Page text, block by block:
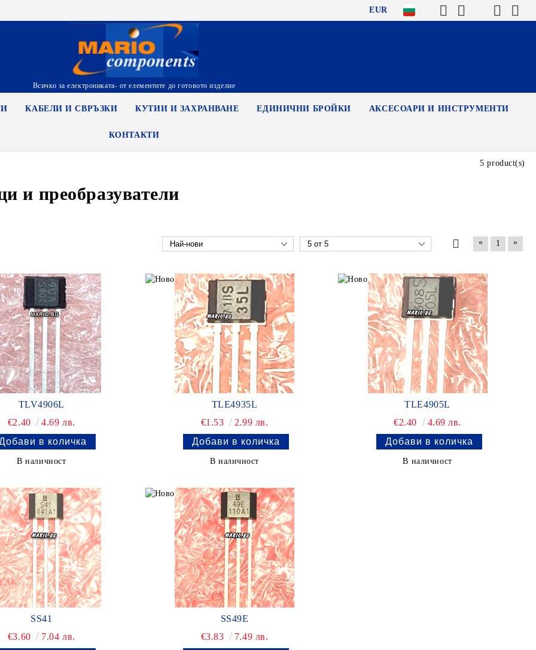
EUR
Всичко за електрониката- от елементите до готовото изделие
КАБЕЛИ И СВРЪЗКИ КУТИИ И ЗАХРАНВАНЕ ЕДИНИЧНИ БРОЙКИ АКСЕСОАРИ И ИНСТРУМЕНТИ
КОНТАКТИ
и преобразуватели
5 product(s)
« 1 »
TLV4906L
€2.40
4.69 лв.
В наличност
TLE4935L
€1.53
2.99 лв.
В наличност
TLE4905L
€2.40
4.69 лв.
В наличност
SS41
€3.60
7.04 лв.
SS49E
€3.83
7.49 лв.